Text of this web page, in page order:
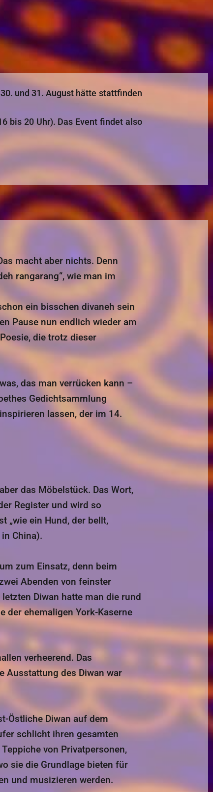
und 31. August hätte stattfinden
bis 20 Uhr). Das Event findet also
macht aber nichts. Denn
rangarang“, wie man im
ein bisschen divaneh sein
Pause nun endlich wieder am
die trotz dieser
das man verrücken kann –
Gedichtsammlung
lassen, der im 14.
das Möbelstück. Das Wort,
Register und wird so
China).
zum Einsatz, denn beim
Abenden von feinster
Diwan hatte man die rund
der ehemaligen York-Kaserne
verheerend. Das
Ausstattung des Diwan war
Östliche Diwan auf dem
schlicht ihren gesamten
von Privatpersonen,
sie die Grundlage bieten für
und musizieren werden.